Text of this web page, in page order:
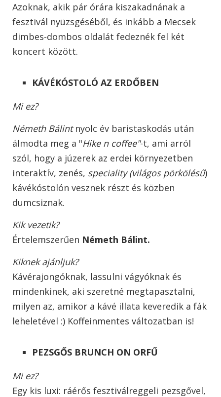
Azoknak, akik pár órára kiszakadnának a
fesztivál nyüzsgéséből, és inkább a Mecsek
dimbes-dombos oldalát fedeznék fel két
koncert között.
KÁVÉKÓSTOLÓ AZ ERDŐBEN
Mi ez?
Németh Bálintnyolc év baristaskodás után
álmodta meg a "Hike n coffee"-t, ami arról
szól, hogy a júzerek az erdei környezetben
interaktív, zenés, speciality (világos pörkölésű)
kávékóstolón vesznek részt és közben
dumcsiznak.
Kik vezetik?
Értelemszerűen Németh Bálint.
Kiknek ajánljuk?
Kávérajongóknak, lassulni vágyóknak és
mindenkinek, aki szeretné megtapasztalni,
milyen az, amikor a kávé illata keveredik a fák
leheletével :) Koffeinmentes változatban is!
PEZSGŐS BRUNCH ON ORFŰ
Mi ez?
Egy kis luxi: ráérős fesztiválreggeli pezsgővel,